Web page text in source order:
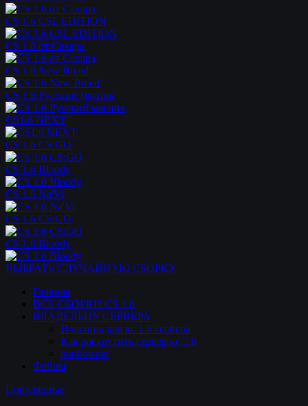
CS 1.6 CSL EDITION
CS 1.6 от Сахара
CS 1.6 New Breed
CS 1.6 Русский мясник
CS1.6 NEXT
CS 1.6 CS:GO
CS 1.6 Bloody
CS 1.6 Na'Vi
CS 1.6 CS:GO
CS 1.6 Bloody
ВЫБРАТЬ СЛУЧАЙНУЮ СБОРКУ
Главная
ВСЕ СБОРКИ CS 1.6
ВЛАДЕЛЬЦУ СЕРВЕРА
Плагины для кс 1.6 сервера
Как раскрутить сервер кс 1.6
noobov.net
Файлы
Популярные